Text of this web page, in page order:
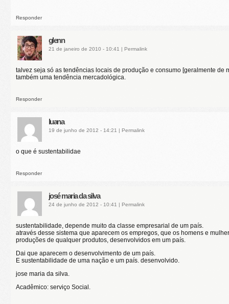
Responder
glenn
21 de janeiro de 2010 - 10:41 | Permalink
talvez seja só as tendências locais de produção e consumo [geralmente de
também uma tendência mercadológica.
Responder
luana
19 de junho de 2012 - 14:21 | Permalink
o que é sustentabilidae
Responder
josé maria da silva
24 de junho de 2012 - 10:41 | Permalink
sustentabilidade, depende muito da classe empresarial de um país.
através desse sistema que aparecem os empregos, que os homens e
produções de qualquer produtos, desenvolvidos em um país.
Dai que aparecem o desenvolvimento de um país.
E sustentabilidade de uma nação e um país. desenvolvido.
jose maria da silva.
Acadêmico: serviço Social.